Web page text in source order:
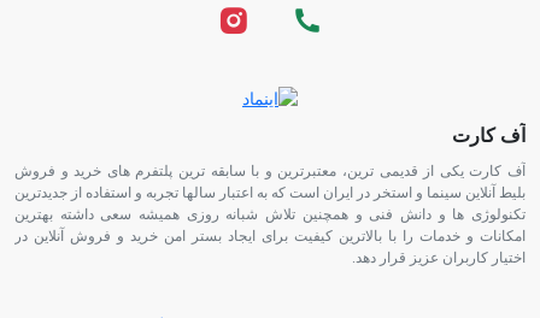
آف کارت
آف کارت یکی از قدیمی ترین، معتبرترین و با سابقه ترین پلتفرم های خرید و فروش
بلیط آنلاین سینما و استخر در ایران است که به اعتبار سالها تجربه و استفاده از جدیدترین
تکنولوژی ها و دانش فنی و همچنین تلاش شبانه روزی همیشه سعی داشته بهترین
امکانات و خدمات را با بالاترین کیفیت برای ایجاد بستر امن خرید و فروش آنلاین در
اختیار کاربران عزیز قرار دهد.